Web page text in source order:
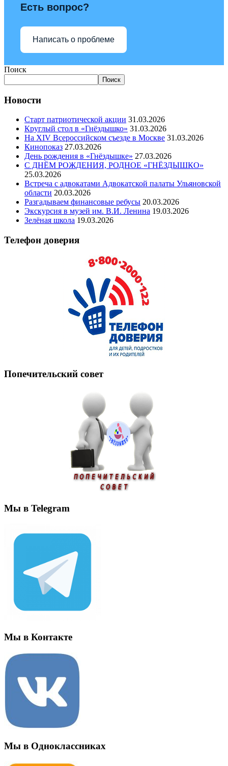
Есть вопрос?
Написать о проблеме
Поиск
Поиск
Новости
Старт патриотической акции 31.03.2026
Круглый стол в «Гнёздышко» 31.03.2026
На XIV Всероссийском съезде в Москве 31.03.2026
Кинопоказ 27.03.2026
День рождения в «Гнёздышке» 27.03.2026
С ДНЁМ РОЖДЕНИЯ, РОДНОЕ «ГНЁЗДЫШКО»
25.03.2026
Встреча с адвокатами Адвокатской палаты Ульяновской
области 20.03.2026
Разгадываем финансовые ребусы 20.03.2026
Экскурсия в музей им. В.И. Ленина 19.03.2026
Зелёная школа 19.03.2026
Телефон доверия
Попечительский совет
Мы в Telegram
Мы в Контакте
Мы в Одноклассниках